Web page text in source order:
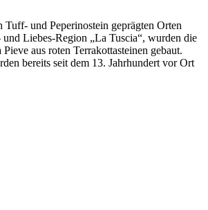
Tuff- und Peperinostein geprägten Orten
und Liebes-Region „La Tuscia“, wurden die
aus roten Terrakottasteinen gebaut.
bereits seit dem 13. Jahrhundert vor Ort